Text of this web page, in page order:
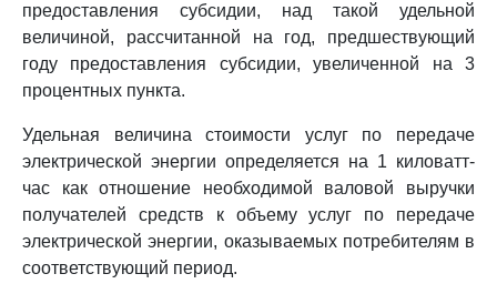
предоставления субсидии, над такой удельной
величиной, рассчитанной на год, предшествующий
году предоставления субсидии, увеличенной на 3
процентных пункта.
Удельная величина стоимости услуг по передаче
электрической энергии определяется на 1 киловатт-
час как отношение необходимой валовой выручки
получателей средств к объему услуг по передаче
электрической энергии, оказываемых потребителям в
соответствующий период.